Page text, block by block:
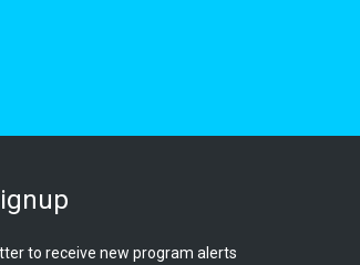
to receive new program alerts